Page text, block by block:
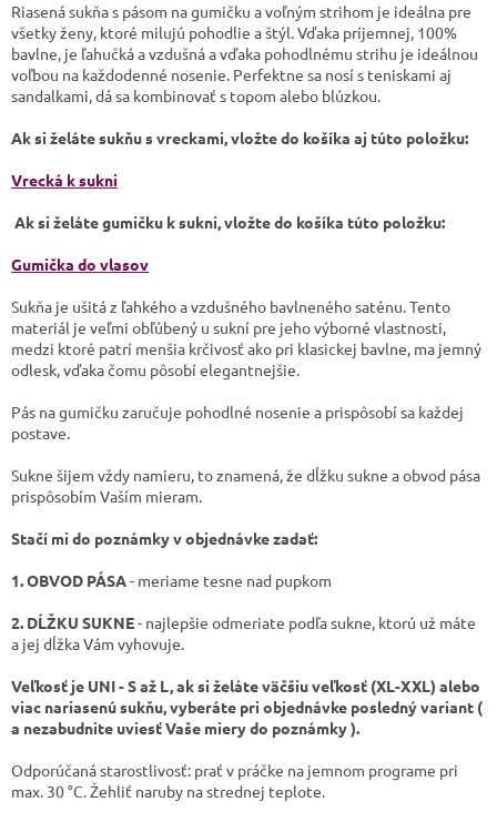
Riasená sukňa s pásom na gumičku a voľným strihom je ideálna pre
všetky ženy, ktoré milujú pohodlie a štýl. Vďaka príjemnej, 100%
bavlne, je ľahučká a vzdušná a vďaka pohodlnému strihu je ideálnou
voľbou na každodenné nosenie. Perfektne sa nosí s teniskami aj
sandalkami, dá sa kombinovať s topom alebo blúzkou.
Ak si želáte sukňu s vreckami, vložte do košíka aj túto položku:
Vrecká k sukni
Ak si želáte gumičku k sukni, vložte do košíka túto položku:
Gumička do vlasov
Sukňa je ušitá z ľahkého a vzdušného bavlneného saténu. Tento
materiál je veľmi obľúbený u sukní pre jeho výborné vlastnosti,
medzi ktoré patrí menšia krčivosť ako pri klasickej bavlne, ma jemný
odlesk, vďaka čomu pôsobí elegantnejšie.
Pás na gumičku zaručuje pohodlné nosenie a prispôsobí sa každej
postave.
Sukne šijem vždy namieru, to znamená, že dĺžku sukne a obvod pása
prispôsobím Vaším mieram.
Stačí mi do poznámky v objednávke zadať:
1. OBVOD PÁSA- meriame tesne nad pupkom
2. DĹŽKU SUKNE- najlepšie odmeriate podľa sukne, ktorú už máte
a jej dĺžka Vám vyhovuje.
Veľkosť je UNI - S až L, ak si želáte väčšiu veľkosť (XL-XXL) alebo
viac nariasenú sukňu, vyberáte pri objednávke posledný variant (
a nezabudnite uviesť Vaše miery do poznámky ).
Odporúčaná starostlivosť: prať v práčke na jemnom programe pri
max. 30 °C. Žehliť naruby na strednej teplote.